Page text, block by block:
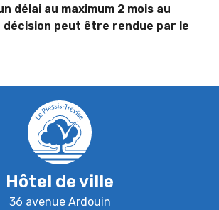
délai au maximum 2 mois au
décision peut être rendue par le
Hôtel de ville
36 avenue Ardouin